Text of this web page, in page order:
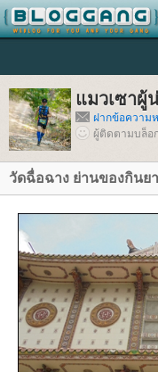
มวเซาผู้น่
ฝากข้อความ
ผู้ติดตามบล็อ
วัดฉื่อฉาง ย่านของกิน